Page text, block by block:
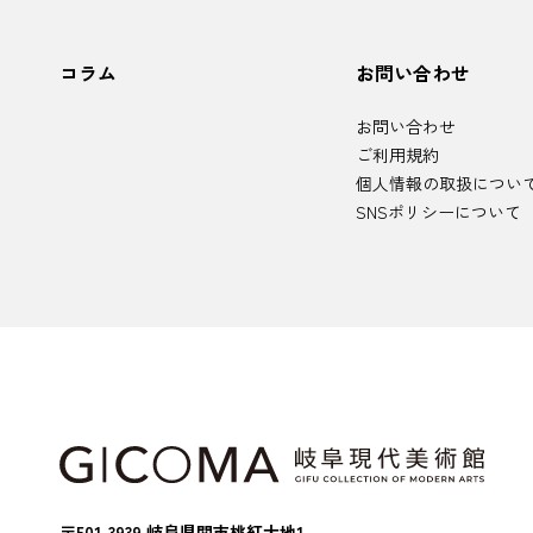
コラム お問い合わせ
お問い合わせ
ご利用規約
個人情報の取扱につい
SNSポリシーについて